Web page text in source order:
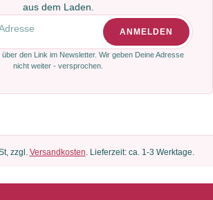
aus dem Laden.
ANMELDEN
den Link im Newsletter. Wir geben Deine Adresse
nicht weiter - versprochen.
zzgl. Versandkosten. Lieferzeit: ca. 1-3 Werktage.